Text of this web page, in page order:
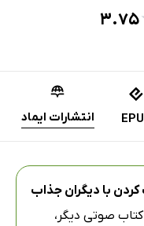
۳.۷۵
انتشارات ایماد
با دیگران جذاب
صوتی دیگر،